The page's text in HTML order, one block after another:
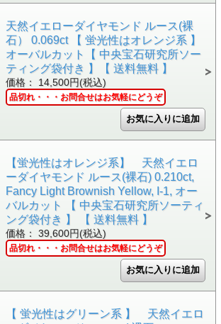
天然イエローダイヤモンド ルース(裸
石） 0.069ct 【 蛍光性はオレンジ系 】
オーバルカット【 中央宝石研究所ソー
ティング袋付き 】【 送料無料 】
価格： 14,500円(税込)
品切れ・・・お問合せはお気軽にどうぞ
【蛍光性はオレンジ系】 天然イエロ
ーダイヤモンド ルース(裸石) 0.210ct,
Fancy Light Brownish Yellow, I-1, オー
バルカット 【 中央宝石研究所ソーティ
ング袋付き 】 【 送料無料 】
価格： 39,600円(税込)
品切れ・・・お問合せはお気軽にどうぞ
【 蛍光性はグリーン系 】 天然イエロ